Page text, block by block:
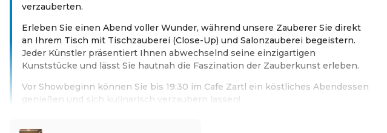
verzauberten.
Erleben Sie einen Abend voller Wunder, während unsere Zauberer Sie direkt
an Ihrem Tisch mit Tischzauberei (Close-Up) und Salonzauberei begeistern.
Jeder Künstler präsentiert Ihnen abwechselnd seine einzigartigen
Kunststücke und lässt Sie hautnah die Faszination der Zauberkunst erleben.
Vor Showbeginn können Sie bis 19:30 im Cafe Zartl ein köstliches Abendessen
genießen und sich kulinarisch verzaubern lassen!